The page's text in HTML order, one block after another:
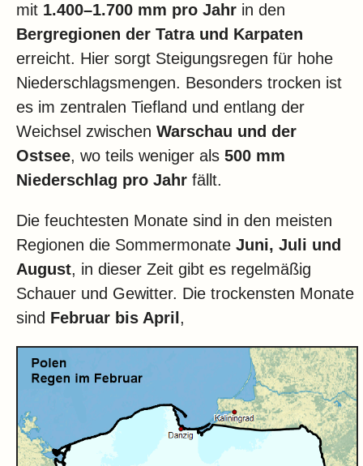
mit 1.400–1.700 mm pro Jahr in den
Bergregionen der Tatra und Karpaten
erreicht. Hier sorgt Steigungsregen für hohe
Niederschlagsmengen. Besonders trocken ist
es im zentralen Tiefland und entlang der
Weichsel zwischen Warschau und der
Ostsee, wo teils weniger als 500 mm
Niederschlag pro Jahr fällt.
Die feuchtesten Monate sind in den meisten
Regionen die Sommermonate Juni, Juli und
August, in dieser Zeit gibt es regelmäßig
Schauer und Gewitter. Die trockensten Monate
sind Februar bis April ,